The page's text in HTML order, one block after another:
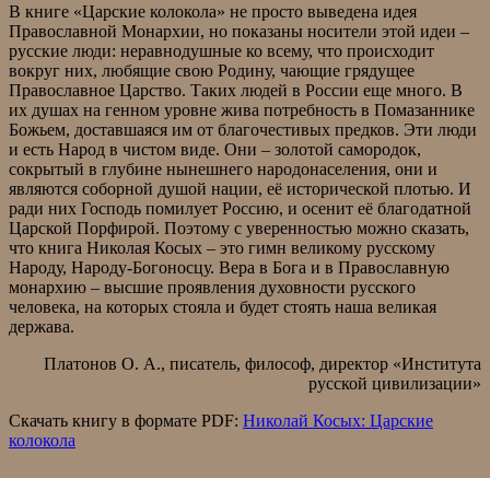
В книге «Царские колокола» не просто выведена идея
Православной Монархии, но показаны носители этой идеи –
русские люди: неравнодушные ко всему, что происходит
вокруг них, любящие свою Родину, чающие грядущее
Православное Царство. Таких людей в России еще много. В
их душах на генном уровне жива потребность в Помазаннике
Божьем, доставшаяся им от благочестивых предков. Эти люди
и есть Народ в чистом виде. Они – золотой самородок,
сокрытый в глубине нынешнего народонаселения, они и
являются соборной душой нации, её исторической плотью. И
ради них Господь помилует Россию, и осенит её благодатной
Царской Порфирой. Поэтому с уверенностью можно сказать,
что книга Николая Косых – это гимн великому русскому
Народу, Народу-Богоносцу. Вера в Бога и в Православную
монархию – высшие проявления духовности русского
человека, на которых стояла и будет стоять наша великая
держава.
Платонов О. А., писатель, философ, директор «Института
русской цивилизации»
Скачать книгу в формате PDF: Николай Косых: Царские
колокола